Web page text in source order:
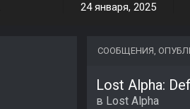
24 января, 2025
СООБЩЕНИЯ,
Lost Alpha:
в Lost Alpha